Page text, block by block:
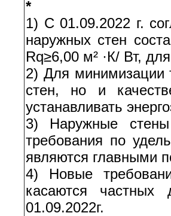
*
1) С 01.09.2022 г.
наружных стен
Rq≥6,00 м² ·К/ Вт,
2) Для минимизации
стен, но и
устанавливать
3) Наружные
требования по
являются главными
4) Новые
касаются частных
01.09.2022г.